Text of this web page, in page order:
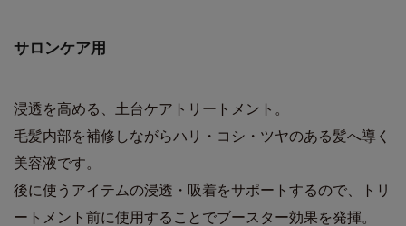
サロンケア用
浸透を高める、土台ケアトリートメント。
毛髪内部を補修しながらハリ・コシ・ツヤのある髪へ導く
美容液です。
後に使うアイテムの浸透・吸着をサポートするので、トリ
ートメント前に使用することでブースター効果を発揮。